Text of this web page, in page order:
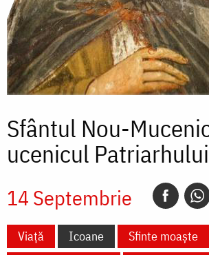
Sfântul Nou-
ucenicul
14 Septembrie
Viață Icoane
Sfinte moaște